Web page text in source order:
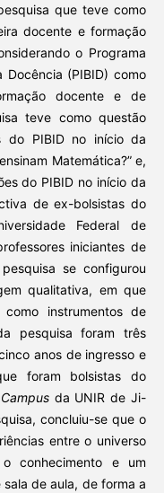
que teve como
docente e formação
o Programa
(PIBID) como
docente e de
teve como questão
do PIBID no início da
Matemática?” e,
do PIBID no início da
de ex-bolsistas do
Federal de
iniciantes de
se configurou
qualitativa, em que
instrumentos de
pesquisa foram três
anos de ingresso e
foram bolsistas do
Campusda UNIR de Ji-
concluiu-se que o
entre o universo
conhecimento e um
de aula, de forma a